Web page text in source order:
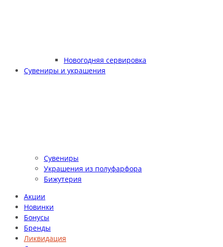
Новогодняя сервировка
Сувениры и украшения
Сувениры
Украшения из полуфарфора
Бижутерия
Акции
Новинки
Бонусы
Бренды
Ликвидация